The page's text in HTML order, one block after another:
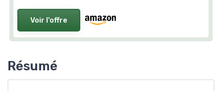
Voir l'offre
Résumé